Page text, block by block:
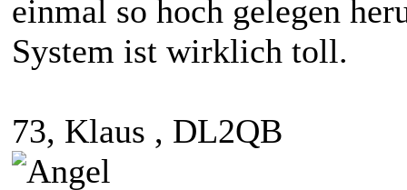
einmal so hoch gelegen
System ist wirklich toll.
73, Klaus , DL2QB